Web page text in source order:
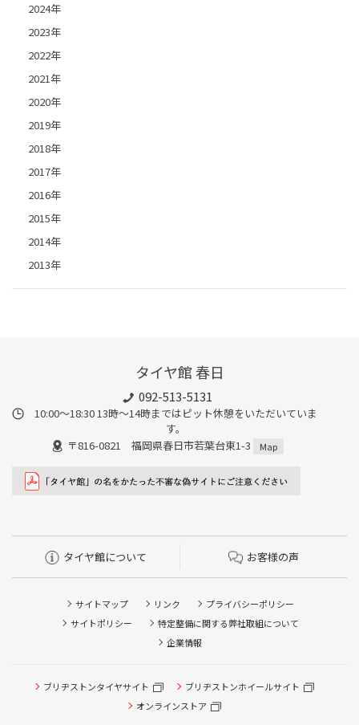
2024年
2023年
2022年
2021年
2020年
2019年
2018年
2017年
2016年
2015年
2014年
2013年
タイヤ館 春日
092-513-5131
10:00～18:30 13時〜14時まではピット休憩をいただいていま
す。
〒816-0821 福岡県春日市若葉台東1-3
Map
タイヤ館について お客様の声
サイトマップ リンク
プライバシーポリシー
サイトポリシー
特定整備に関する弊社取組について
企業情報
ブリヂストンタイヤサイト
ブリヂストンホイールサイト
オンラインストア
タイヤ点検・安全点検/タイヤ履き替え/オイル交換/その他
ピット作業の予約